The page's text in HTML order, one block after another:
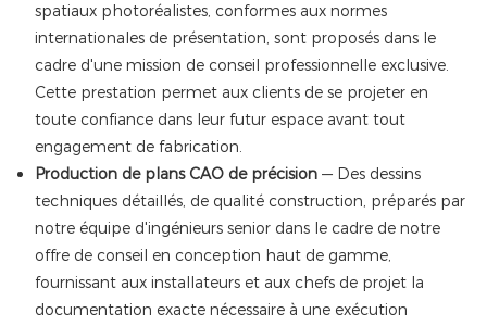
spatiaux photoréalistes, conformes aux normes
internationales de présentation, sont proposés dans le
cadre d'une mission de conseil professionnelle exclusive.
Cette prestation permet aux clients de se projeter en
toute confiance dans leur futur espace avant tout
engagement de fabrication.
Production de plans CAO de précision— Des dessins
techniques détaillés, de qualité construction, préparés par
notre équipe d'ingénieurs senior dans le cadre de notre
offre de conseil en conception haut de gamme,
fournissant aux installateurs et aux chefs de projet la
documentation exacte nécessaire à une exécution